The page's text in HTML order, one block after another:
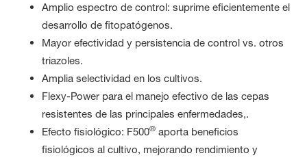
Amplio espectro de control: suprime eficientemente el
desarrollo de fitopatógenos.
Mayor efectividad y persistencia de control vs. otros
triazoles.
Amplia selectividad en los cultivos.
Flexy-Power para el manejo efectivo de las cepas
resistentes de las principales enfermedades,.
Efecto fisiológico: F500® aporta beneficios
fisiológicos al cultivo, mejorando rendimiento y